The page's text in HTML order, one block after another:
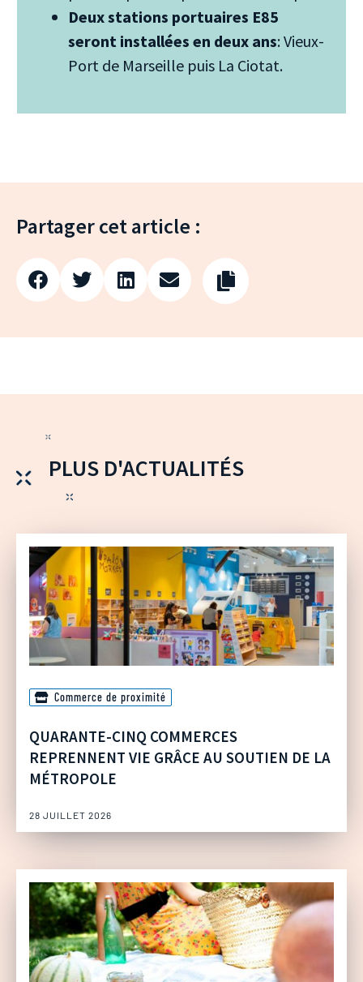
Deux stations portuaires E85
seront installées en deux ans: Vieux-
Port de Marseille puis La Ciotat.
Partager cet article :
PLUS D'ACTUALITÉS
Commerce de proximité
QUARANTE-CINQ COMMERCES
REPRENNENT VIE GRÂCE AU SOUTIEN DE LA
MÉTROPOLE
28 JUILLET 2026